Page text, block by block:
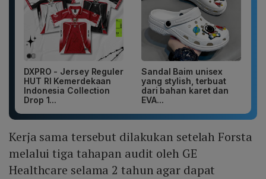
DXPRO - Jersey Reguler
HUT RI Kemerdekaan
Indonesia Collection
Drop 1...
Sandal Baim unisex
yang stylish, terbuat
dari bahan karet dan
EVA...
Kerja sama tersebut dilakukan setelah Forsta
melalui tiga tahapan audit oleh GE
Healthcare selama 2 tahun agar dapat